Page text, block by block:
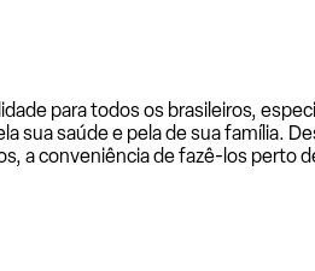
para todos os brasileiros,
saúde e pela de sua família.
a conveniência de fazê-los perto